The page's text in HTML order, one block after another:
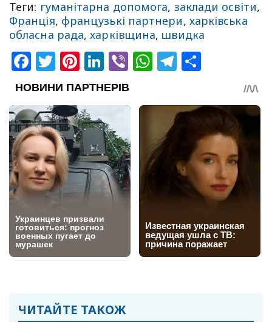
Теги: гуманітарна допомога, заклади освіти,
Франція, французькі партнери, харківська
обласна рада,харківщина, швидка
Facebook
Twitter
Pinterest
LinkedIn
ViberWhatsApp
Telegram
ЧИТАЙТЕ ТАКОЖ